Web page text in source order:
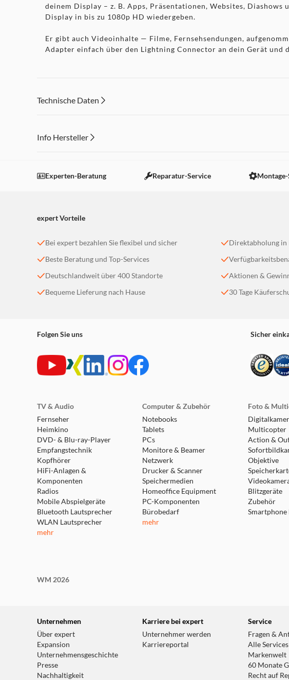
deinem Display – z. B. Apps, Präsentationen, Websites,
Display in bis zu 1080p HD wiedergeben.
Er gibt auch Videoinhalte — Filme, Fernsehsendungen,
Adapter einfach über den Lightning Connector an dein Gerät
Technische Daten
Info Hersteller
Einstellungen anpassen
Experten-Beratung Reparatur-Service
expert Vorteile
Bei expert bezahlen Sie flexibel und sicher
Beste Beratung und Top-Services
Deutschlandweit über 400 Standorte
Bequeme Lieferung nach Hause
Direktabholung in
Aktionen &
30 Tage
Folgen Sie uns Sicher
TV & Audio
Fernseher
Heimkino
DVD- & Blu-ray-Player
Empfangstechnik
Kopfhörer
HiFi-Anlagen &
Komponenten
Radios
Mobile Abspielgeräte
Bluetooth Lautsprecher
WLAN Lautsprecher
mehr
Computer & Zubehör
Notebooks
Tablets
PCs
Monitore & Beamer
Netzwerk
Drucker & Scanner
Speichermedien
Homeoffice Equipment
PC-Komponenten
Bürobedarf
mehr
Foto &
Multicopter
Action &
Objektive
Blitzgeräte
Zubehör
Smartphone
WM 2026
Unternehmen
Über expert
Expansion
Unternehmensgeschichte
Presse
Nachhaltigkeit
Karriere bei expert
Unternehmer werden
Karriereportal
Service
Fragen &
Alle
Markenwelt
60 Monate
Recht auf